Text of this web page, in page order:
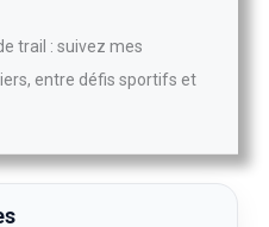
trail : suivez mes
entre défis sportifs et